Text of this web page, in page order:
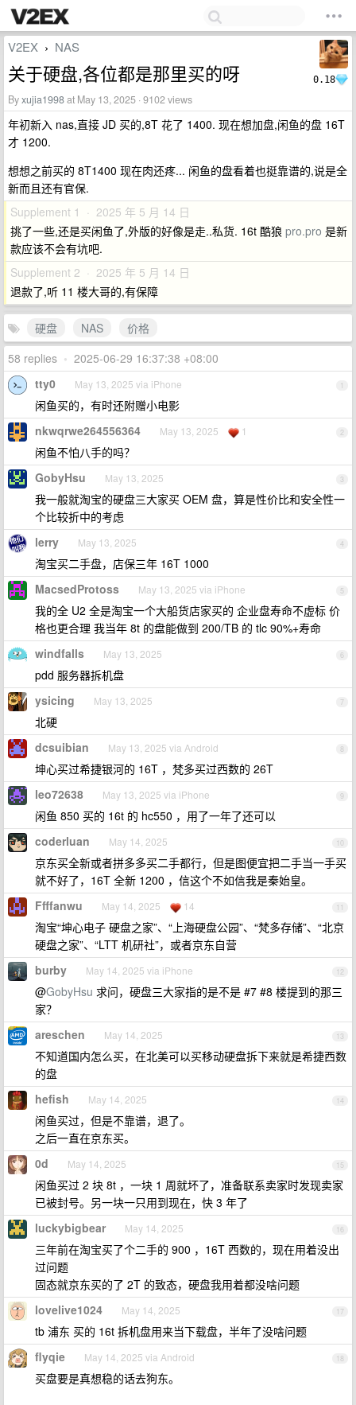
0.18
V2EX › NAS
关于硬盘,各位都是那里买的呀
Byxujia1998at May 13, 2025 · 9102 views
年初新入 nas,直接 JD 买的,8T 花了 1400. 现在想加盘,闲鱼的盘 16T
才 1200.
想想之前买的 8T1400 现在肉还疼... 闲鱼的盘看着也挺靠谱的,说是全
新而且还有官保.
Supplement 1 · 2025 年 5 月 14 日
挑了一些,还是买闲鱼了,外版的好像是走..私货. 16t 酷狼 pro.pro 是新
款应该不会有坑吧.
Supplement 2 · 2025 年 5 月 14 日
退款了,听 11 楼大哥的,有保障
硬盘 NAS
价格
58 replies • 2025-06-29 16:37:38 +08:00
1
tty0 May 13, 2025 via iPhone
闲鱼买的，有时还附赠小电影
2
nkwqrwe264556364 May 13, 2025 1
闲鱼不怕八手的吗？
3
GobyHsu May 13, 2025
我一般就淘宝的硬盘三大家买 OEM 盘，算是性价比和安全性一
个比较折中的考虑
4
lerry May 13, 2025
淘宝买二手盘，店保三年 16T 1000
5
MacsedProtoss May 13, 2025 via iPhone
我的全 U2 全是淘宝一个大船货店家买的 企业盘寿命不虚标 价
格也更合理 我当年 8t 的盘能做到 200/TB 的 tlc 90%+寿命
6
windfalls May 13, 2025
pdd 服务器拆机盘
7
ysicing May 13, 2025
北硬
8
dcsuibian May 13, 2025 via Android
坤心买过希捷银河的 16T ，梵多买过西数的 26T
9
leo72638 May 13, 2025 via iPhone
闲鱼 850 买的 16t 的 hc550 ，用了一年了还可以
10
coderluan May 14, 2025
京东买全新或者拼多多买二手都行，但是图便宜把二手当一手买
就不好了，16T 全新 1200 ，信这个不如信我是秦始皇。
11
Ffffanwu May 14, 2025 14
淘宝“坤心电子 硬盘之家”、“上海硬盘公园”、“梵多存储”、“北京
硬盘之家”、“LTT 机研社”，或者京东自营
12
burby May 14, 2025 via iPhone
@GobyHsu 求问，硬盘三大家指的是不是 #7 #8 楼提到的那三
家？
13
areschen May 14, 2025
不知道国内怎么买，在北美可以买移动硬盘拆下来就是希捷西数
的盘
14
hefish May 14, 2025
闲鱼买过，但是不靠谱，退了。
之后一直在京东买。
15
0d May 14, 2025
闲鱼买过 2 块 8t ，一块 1 周就坏了，准备联系卖家时发现卖家
已被封号。另一块一只用到现在，快 3 年了
16
luckybigbear May 14, 2025
三年前在淘宝买了个二手的 900 ，16T 西数的，现在用着没出
过问题
固态就京东买的了 2T 的致态，硬盘我用着都没啥问题
17
lovelive1024 May 14, 2025
tb 浦东 买的 16t 拆机盘用来当下载盘，半年了没啥问题
18
flyqie May 14, 2025 via Android
买盘要是真想稳的话去狗东。